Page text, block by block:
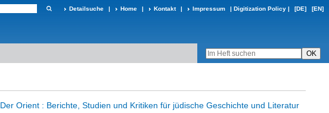
Detailsuche | Home | Kontakt | Impressum | Digitization Policy | [DE] [EN]
Der Orient : Berichte, Studien und Kritiken für jüdische Geschichte und Literatur